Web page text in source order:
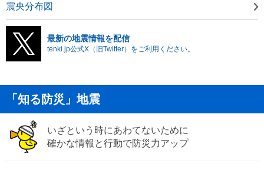
震央分布図
最新の地震情報を配信
tenki.jp公式X（旧Twitter）をご利用ください。
「知る防災」地震
いざという時にあわてないために
確かな情報と行動で防災力アップ